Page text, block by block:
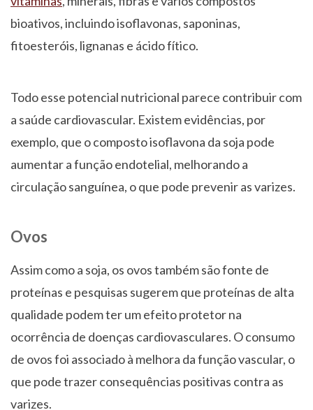
bioativos, incluindo isoflavonas, saponinas,
fitoesteróis, lignanas e ácido fítico.
Todo esse potencial nutricional parece contribuir com
a saúde cardiovascular. Existem evidências, por
exemplo, que o composto isoflavona da soja pode
aumentar a função endotelial, melhorando a
circulação sanguínea, o que pode prevenir as varizes.
Ovos
Assim como a soja, os ovos também são fonte de
proteínas e pesquisas sugerem que proteínas de alta
qualidade podem ter um efeito protetor na
ocorrência de doenças cardiovasculares. O consumo
de ovos foi associado à melhora da função vascular, o
que pode trazer consequências positivas contra as
varizes.